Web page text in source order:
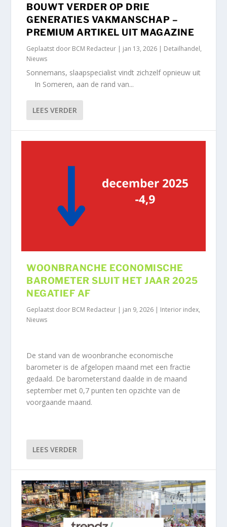
BOUWT VERDER OP DRIE
GENERATIES VAKMANSCHAP –
PREMIUM ARTIKEL UIT MAGAZINE
Geplaatst door BCM Redacteur | jan 13, 2026 | Detailhandel,
Nieuws
Sonnemans, slaapspecialist vindt zichzelf opnieuw uit
In Someren, aan de rand van...
LEES VERDER
WOONBRANCHE ECONOMISCHE
BAROMETER SLUIT HET JAAR 2025
NEGATIEF AF
Geplaatst door BCM Redacteur jan 9, 2026 Interior index,
Nieuws
De stand van de woonbranche economische
barometer is de afgelopen maand met een fractie
gedaald. De barometerstand daalde in de maand
september met 0,7 punten ten opzichte van de
voorgaande maand.
LEES VERDER